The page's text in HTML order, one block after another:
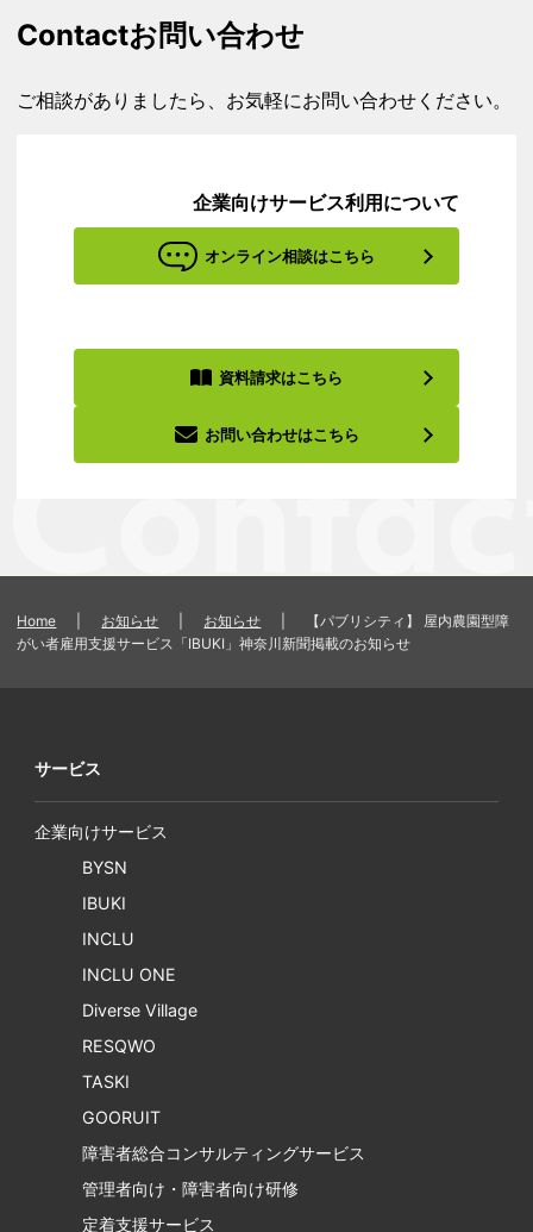
Contactお問い合わせ
ご相談がありましたら、お気軽にお問い合わせください。
企業向けサービス利用について
オンライン相談はこちら
資料請求はこちら
お問い合わせはこちら
Home お知らせ お知らせ
【パブリシティ】 屋内農園型障
がい者雇用支援サービス「IBUKI」神奈川新聞掲載のお知らせ
サービス
企業向けサービス
BYSN
IBUKI
INCLU
INCLU ONE
Diverse Village
RESQWO
TASKI
GOORUIT
障害者総合コンサルティングサービス
管理者向け・障害者向け研修
定着支援サービス